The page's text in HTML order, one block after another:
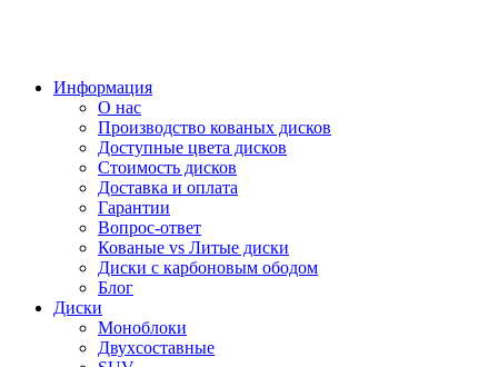
Информация
О нас
Производство кованых дисков
Доступные цвета дисков
Стоимость дисков
Доставка и оплата
Гарантии
Вопрос-ответ
Кованые vs Литые диски
Диски с карбоновым ободом
Блог
Диски
Моноблоки
Двухсоставные